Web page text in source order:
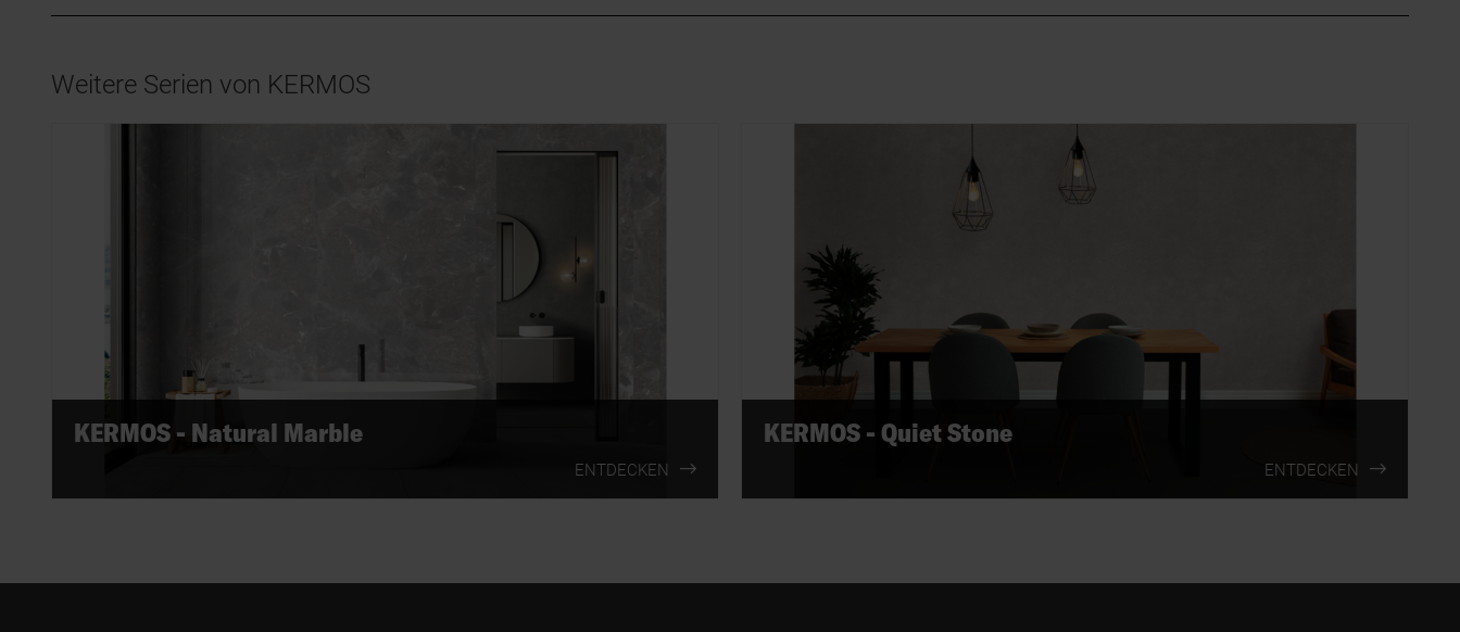
Weitere Serien von KERMOS
KERMOS - Natural Marble
ENTDECKEN
KERMOS - Quiet Stone
ENTDECKEN